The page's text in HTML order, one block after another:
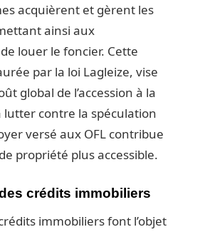
acquièrent et gèrent les
ainsi aux
louer le foncier. Cette
par la loi Lagleize, vise
global de l’accession à la
lutter contre la spéculation
versé aux OFL contribue
propriété plus accessible.
crédits immobiliers
immobiliers font l’objet